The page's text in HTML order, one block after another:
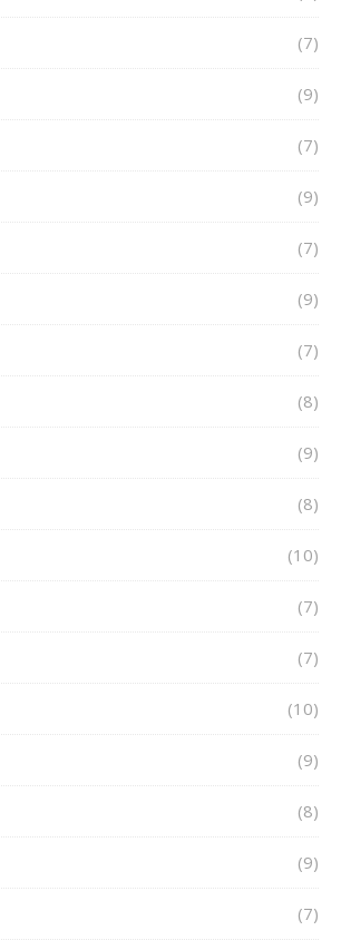
(7)
(9)
(7)
(9)
(7)
(9)
(7)
(8)
(9)
(8)
(10)
(7)
(7)
(10)
(9)
(8)
(9)
(7)